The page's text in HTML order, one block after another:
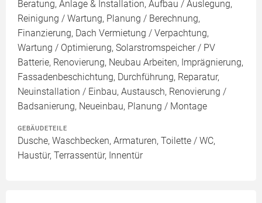
Beratung, Anlage & Installation, Aufbau / Auslegung,
Reinigung / Wartung, Planung / Berechnung,
Finanzierung, Dach Vermietung / Verpachtung,
Wartung / Optimierung, Solarstromspeicher / PV
Batterie, Renovierung, Neubau Arbeiten, Imprägnierung,
Fassadenbeschichtung, Durchführung, Reparatur,
Neuinstallation / Einbau, Austausch, Renovierung /
Badsanierung, Neueinbau, Planung / Montage
GEBÄUDETEILE
Dusche, Waschbecken, Armaturen, Toilette / WC,
Haustür, Terrassentür, Innentür